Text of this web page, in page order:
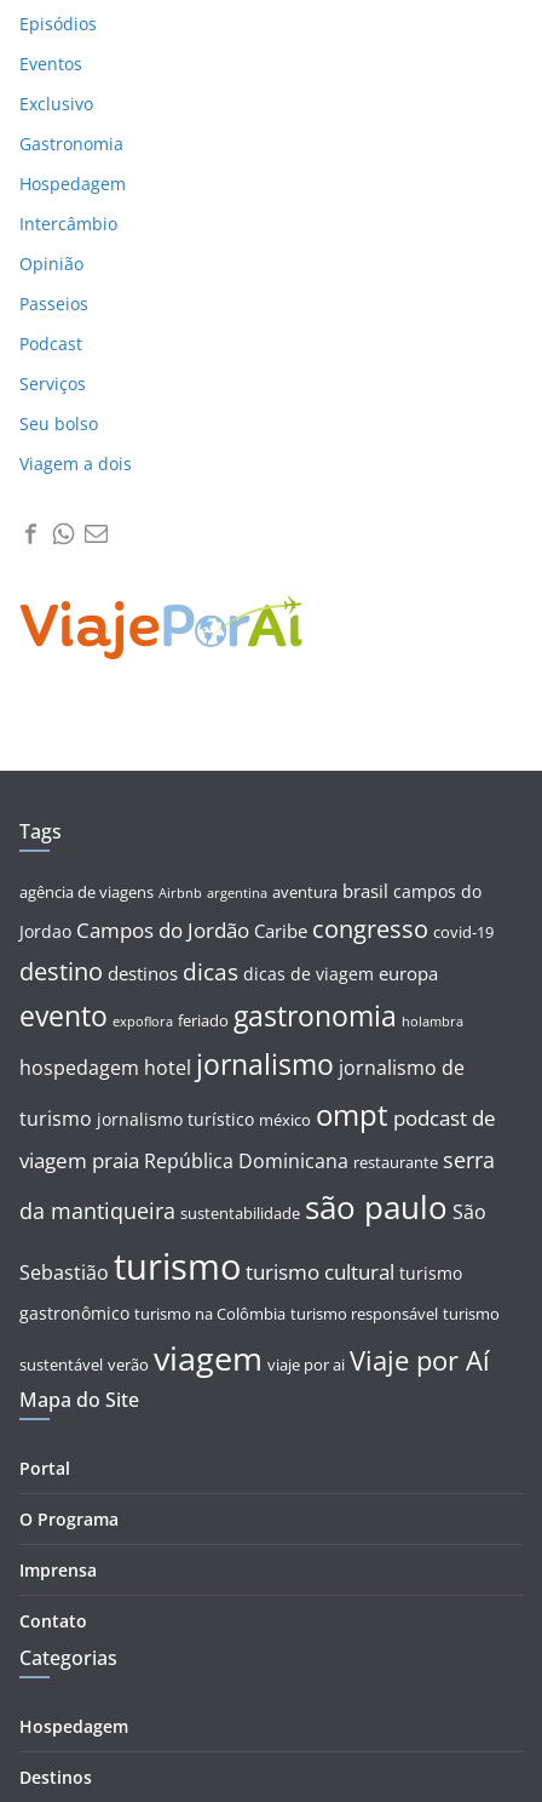
Episódios
Eventos
Exclusivo
Gastronomia
Hospedagem
Intercâmbio
Opinião
Passeios
Podcast
Serviços
Seu bolso
Viagem a dois
Tags
agência de viagens Airbnb argentina aventura brasil campos do
Jordao Campos do Jordão Caribe congresso covid-19
destino destinos dicas dicas de viagem europa
evento expoflora feriado gastronomia holambra
hospedagem hotel jornalismo jornalismo de
turismo jornalismo turístico méxico ompt podcast de
viagem praia República Dominicana restaurante serra
da mantiqueira sustentabilidade são paulo São
Sebastião turismo turismo cultural turismo
gastronômico turismo na Colômbia turismo responsável turismo
sustentável verão viagem viaje por ai Viaje por Aí
Mapa do Site
Portal
O Programa
Imprensa
Contato
Categorias
Hospedagem
Destinos